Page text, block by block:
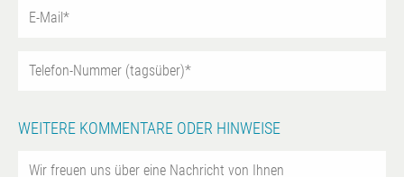
WEITERE KOMMENTARE ODER HINWEISE